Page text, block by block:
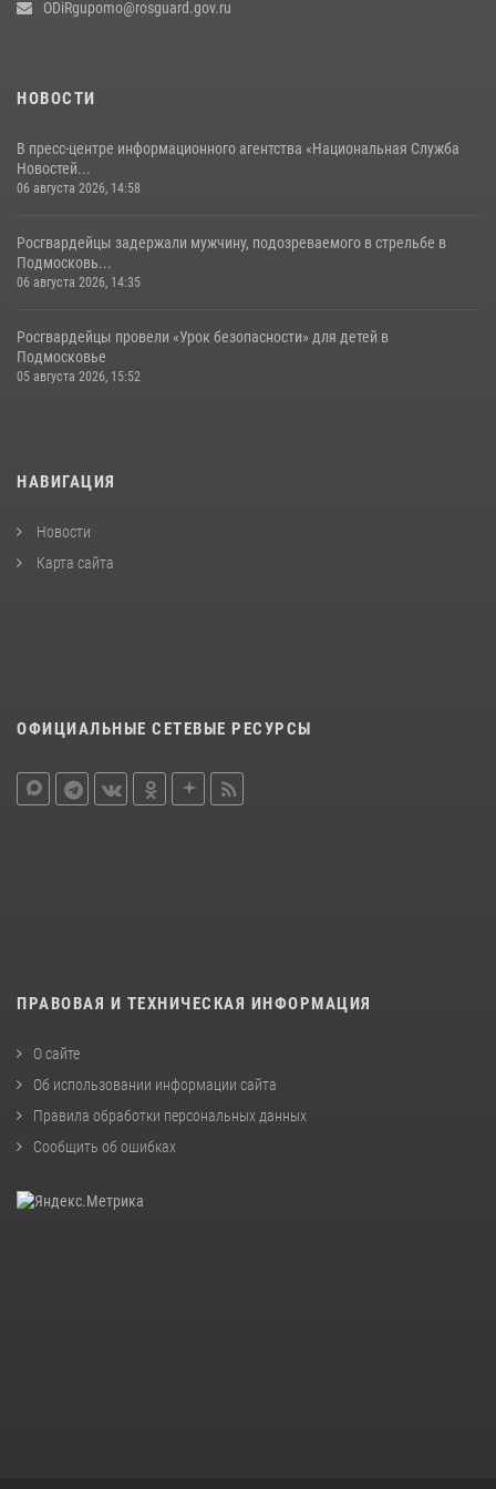
ODiRgupomo@rosguard.gov.ru
НОВОСТИ
В пресс-центре информационного агентства «Национальная Служба
Новостей...
06 августа 2026, 14:58
Росгвардейцы задержали мужчину, подозреваемого в стрельбе в
Подмосковь...
06 августа 2026, 14:35
Росгвардейцы провели «Урок безопасности» для детей в
Подмосковье
05 августа 2026, 15:52
НАВИГАЦИЯ
Новости
Карта сайта
ОФИЦИАЛЬНЫЕ СЕТЕВЫЕ РЕСУРСЫ
ПРАВОВАЯ И ТЕХНИЧЕСКАЯ ИНФОРМАЦИЯ
О сайте
Об использовании информации сайта
Правила обработки персональных данных
Сообщить об ошибках